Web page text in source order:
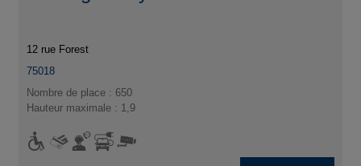
12 rue Forest
75018
Nombre de place : 650
Hauteur maximale : 1,9